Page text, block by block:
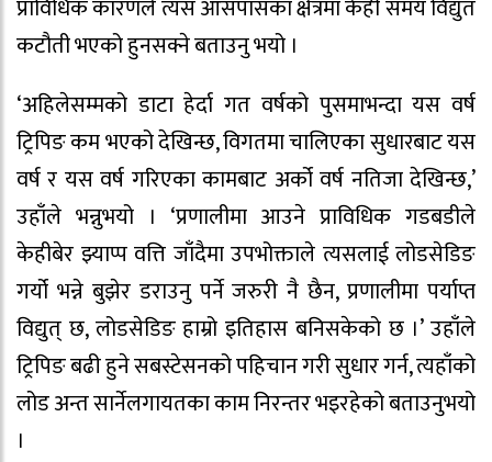
प्राविधिक कारणले त्यस आसपासका क्षेत्रमा केही समय विद्युत
कटौती भएको हुनसक्ने बताउनु भयो ।
‘अहिलेसम्मको डाटा हेर्दा गत वर्षको पुसमाभन्दा यस वर्ष
ट्रिपिङ कम भएको देखिन्छ, विगतमा चालिएका सुधारबाट यस
वर्ष र यस वर्ष गरिएका कामबाट अर्को वर्ष नतिजा देखिन्छ,’
उहाँले भन्नुभयो । ‘प्रणालीमा आउने प्राविधिक गडबडीले
केहीबेर झ्याप्प वत्ति जाँदैमा उपभोक्ताले त्यसलाई लोडसेडिङ
गर्यो भन्ने बुझेर डराउनु पर्ने जरुरी नै छैन, प्रणालीमा पर्याप्त
विद्युत् छ, लोडसेडिङ हाम्रो इतिहास बनिसकेको छ ।’ उहाँले
ट्रिपिङ बढी हुने सबस्टेसनको पहिचान गरी सुधार गर्न, त्यहाँको
लोड अन्त सार्नेलगायतका काम निरन्तर भइरहेको बताउनुभयो
।